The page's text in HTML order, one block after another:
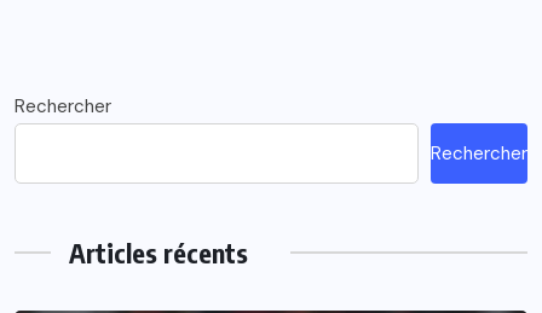
Rechercher
Rechercher
Articles récents